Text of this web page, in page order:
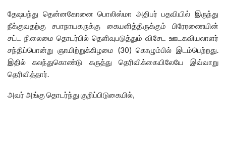
தேஷபந்து தென்னகோனை பொலிஸ்மா அதிபர் பதவியில் இருந்து
நீக்குவதற்கு சபாநாயகருக்கு கையளித்திருக்கும் பிரேரணையின்
சட்ட நிலைமை தொடர்பில் தெளிவுபடுத்தும் விசேட ஊடகவியலாளர்
சந்திப்பொன்று ஞாயிற்றுக்கிழமை (30) கொழும்பில் இடம்பெற்றது.
இதில் கலந்துகொண்டு கருத்து தெரிவிக்கையிலேயே இவ்வாறு
தெரிவித்தார்.
அவர் அங்கு தொடர்ந்து குறிப்பிடுகையில்,